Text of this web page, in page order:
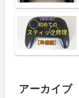
アーカイブ